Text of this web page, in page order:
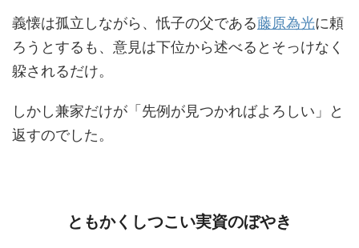
義懐は孤立しながら、忯子の父である藤原為光に頼
ろうとするも、意見は下位から述べるとそっけなく
躱されるだけ。
しかし兼家だけが「先例が見つかればよろしい」と
返すのでした。
ともかくしつこい実資のぼやき